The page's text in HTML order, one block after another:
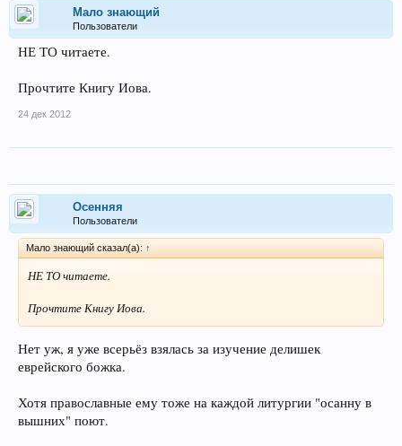
Мало знающий
Пользователи
НЕ ТО читаете.
Прочтите Книгу Иова.
24 дек 2012
Осенняя
Пользователи
Мало знающий сказал(а): ↑
НЕ ТО читаете.
Прочтите Книгу Иова.
Нет уж, я уже всерьёз взялась за изучение делишек
еврейского божка.
Хотя православные ему тоже на каждой литургии "осанну в
вышних" поют.